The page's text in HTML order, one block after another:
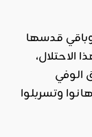
قدسها
الاحتلال،
الوفي
وتسربلوا